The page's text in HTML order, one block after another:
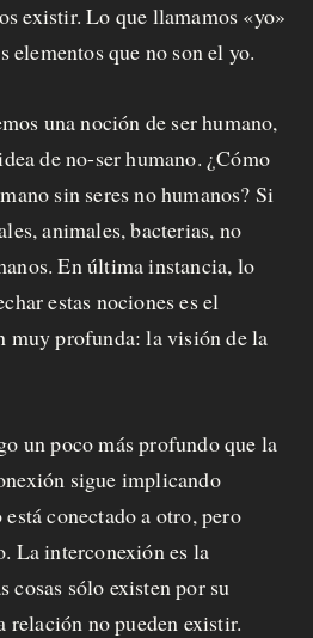
existir. Lo que llamamos «yo»
elementos que no son el yo.
una noción de ser humano,
de no-ser humano. ¿Cómo
sin seres no humanos? Si
animales, bacterias, no
En última instancia, lo
estas nociones es el
muy profunda: la visión de la
un poco más profundo que la
sigue implicando
conectado a otro, pero
La interconexión es la
cosas sólo existen por su
relación no pueden existir.